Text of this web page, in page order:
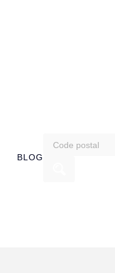
BLOG
search